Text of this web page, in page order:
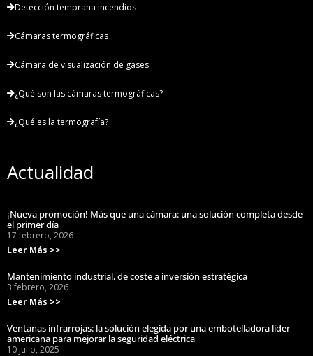
Detección temprana incendios
Cámaras termográficas
Cámara de visualización de gases
¿Qué son las cámaras termográficas?
¿Qué es la termografía?
Actualidad
¡Nueva promoción! Más que una cámara: una solución completa desde
el primer día
17 febrero, 2026
Leer Más >>
Mantenimiento industrial, de coste a inversión estratégica
3 febrero, 2026
Leer Más >>
Ventanas infrarrojas: la solución elegida por una embotelladora líder
americana para mejorar la seguridad eléctrica
10 julio, 2025